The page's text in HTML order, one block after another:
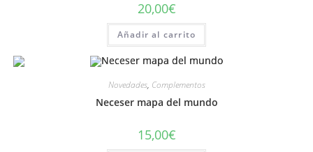
20,00€
Añadir al carrito
Novedades, Complementos
Neceser mapa del mundo
15,00€